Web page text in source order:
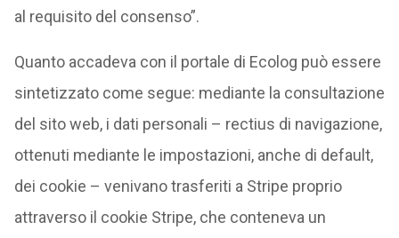
al requisito del consenso”.
Quanto accadeva con il portale di Ecolog può essere
sintetizzato come segue: mediante la consultazione
del sito web, i dati personali – rectius di navigazione,
ottenuti mediante le impostazioni, anche di default,
dei cookie – venivano trasferiti a Stripe proprio
attraverso il cookie Stripe, che conteneva un